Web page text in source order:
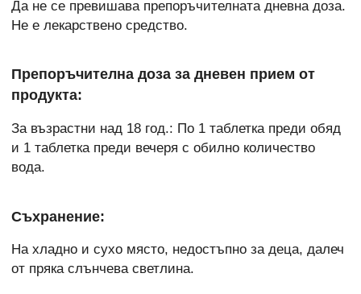
Да не се превишава препоръчителната дневна доза.
Не е лекарствено средство.
Препоръчителна доза за дневен прием от
продукта:
За възрастни над 18 год.: По 1 таблетка преди обяд
и 1 таблетка преди вечеря с обилно количество
вода.
Съхранение:
На хладно и сухо място, недостъпно за деца, далеч
от пряка слънчева светлина.